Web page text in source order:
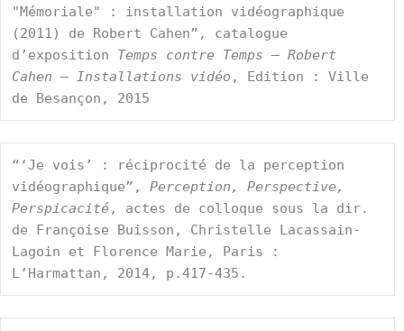
"Mémoriale" : installation vidéographique
(2011) de Robert Cahen”, catalogue
d’exposition Temps contre Temps – Robert
Cahen – Installations vidéo , Edition : Ville
de Besançon, 2015
“‘Je vois’ : réciprocité de la perception
vidéographique”, Perception, Perspective,
Perspicacité, actes de colloque sous la dir.
de Françoise Buisson, Christelle Lacassain-
Lagoin et Florence Marie, Paris :
L’Harmattan, 2014, p.417-435.